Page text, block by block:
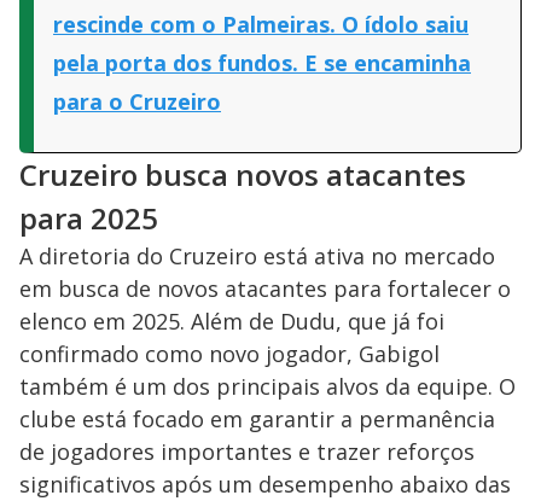
rescinde com o Palmeiras. O ídolo saiu
pela porta dos fundos. E se encaminha
para o Cruzeiro
Cruzeiro busca novos atacantes
para 2025
A diretoria do Cruzeiro está ativa no mercado
em busca de novos atacantes para fortalecer o
elenco em 2025. Além de Dudu, que já foi
confirmado como novo jogador, Gabigol
também é um dos principais alvos da equipe. O
clube está focado em garantir a permanência
de jogadores importantes e trazer reforços
significativos após um desempenho abaixo das